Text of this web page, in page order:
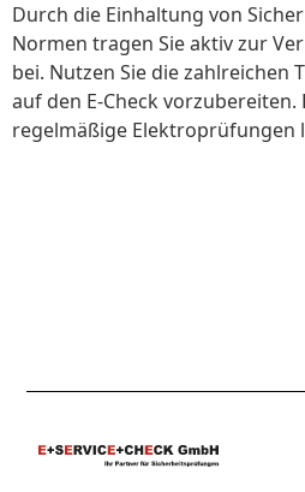
Durch die Einhaltung von
Normen tragen Sie aktiv zur
bei. Nutzen Sie die zahlreichen
auf den E-Check
regelmäßige Elektroprüfungen